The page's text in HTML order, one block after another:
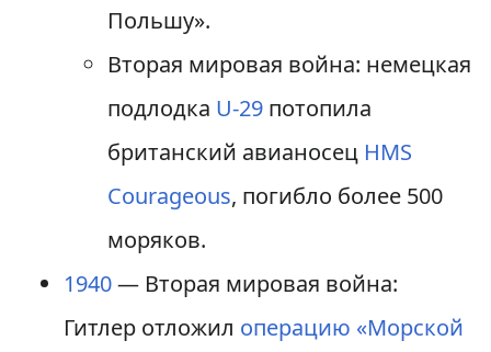
Польшу».
Вторая мировая война: немецкая
подлодка U-29потопила
британский авианосец HMS
Courageous, погибло более 500
моряков.
1940— Вторая мировая война:
Гитлер отложил операцию «Морской